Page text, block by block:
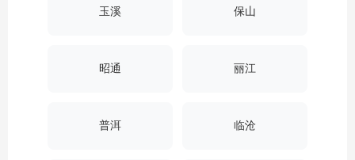
玉溪 保山
昭通 丽江
普洱 临沧